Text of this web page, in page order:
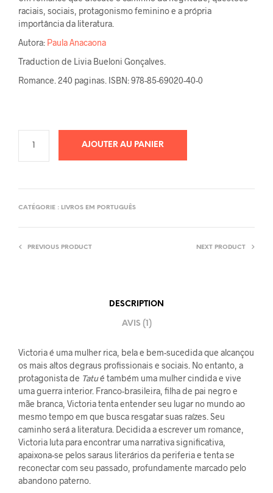
raciais, sociais, protagonismo feminino e a própria
importância da literatura.
Autora: Paula Anacaona
Traduction de Livia Bueloni Gonçalves.
Romance. 240 paginas. ISBN: 978-85-69020-40-0
AJOUTER AU PANIER
CATÉGORIE : LIVROS EM PORTUGUÊS
PREVIOUS PRODUCT NEXT PRODUCT
DESCRIPTION
AVIS (1)
Victoria é uma mulher rica, bela e bem-sucedida que alcançou
os mais altos degraus profissionais e sociais. No entanto, a
protagonista de Tatué também uma mulher cindida e vive
uma guerra interior. Franco-brasileira, filha de pai negro e
mãe branca, Victoria tenta entender seu lugar no mundo ao
mesmo tempo em que busca resgatar suas raízes. Seu
caminho será a literatura. Decidida a escrever um romance,
Victoria luta para encontrar uma narrativa significativa,
apaixona-se pelos saraus literários da periferia e tenta se
reconectar com seu passado, profundamente marcado pelo
abandono paterno.